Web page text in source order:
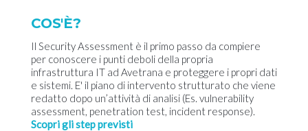
COS'È?
Il Security Assessment è il primo passo da compiere
per conoscere i punti deboli della propria
infrastruttura IT ad Avetrana e proteggere i propri dati
e sistemi. E' il piano di intervento strutturato che viene
redatto dopo un’attività di analisi (Es. vulnerability
assessment, penetration test, incident response).
Scopri gli step previsti